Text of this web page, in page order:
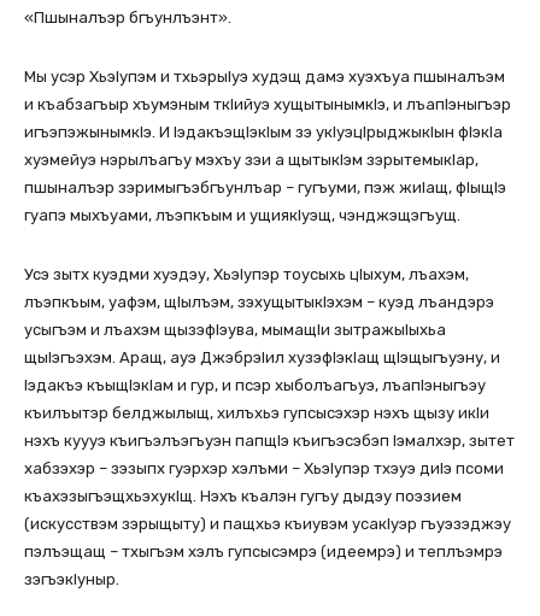
«Пшыналъэр бгъунлъэнт».
Мы усэр ХьэIупэм и тхьэрыIуэ худэщ дамэ хуэхъуа пшыналъэм
и къабзагъыр хъумэным ткIийуэ хущытынымкIэ, и лъапIэныгъэр
игъэпэжынымкIэ. И IэдакъэщIэкIым зэ укIуэцIрыджыкIын фIэкIа
хуэмейуэ нэрылъагъу мэхъу зэи а щытыкIэм зэрытемыкIар,
пшыналъэр зэримыгъэбгъунлъар – гугъуми, пэж жиIащ, фIыщIэ
гуапэ мыхъуами, лъэпкъым и ущиякIуэщ, чэнджэщэгъущ.
Усэ зытх куэдми хуэдэу, ХьэIупэр тоусыхь цIыхум, лъахэм,
лъэпкъым, уафэм, щIылъэм, зэхущытыкIэхэм – куэд лъандэрэ
усыгъэм и лъахэм щызэфIэува, мымащIи зытражыIыхьа
щыIэгъэхэм. Аращ, ауэ ДжэбрэIил хузэфIэкIащ щIэщыгъуэну, и
Iэдакъэ къыщIэкIам и гур, и псэр хыболъагъуэ, лъапIэныгъэу
къилъытэр белджылыщ, хилъхьэ гупсысэхэр нэхъ щызу икIи
нэхъ куууэ къигъэлъэгъуэн папщIэ къигъэсэбэп Iэмалхэр, зытет
хабзэхэр – зэзыпх гуэрхэр хэлъми – ХьэIупэр тхэуэ диIэ псоми
къахэзыгъэщхьэхукIщ. Нэхъ къалэн гугъу дыдэу поэзием
(искусствэм зэрыщыту) и пащхьэ къиувэм усакIуэр гъуэзэджэу
пэлъэщащ – тхыгъэм хэлъ гупсысэмрэ (идеемрэ) и теплъэмрэ
зэгъэкIуныр.